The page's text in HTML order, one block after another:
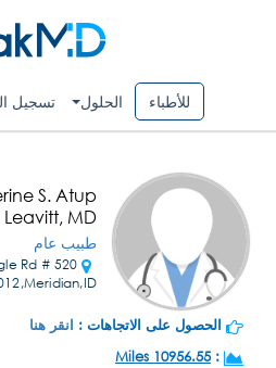
للأطباء الحلول تسجيل
S. Atup
Leavitt, MD
طبيب عام
Rd #
الحصول على الاتجاهات : انقر هنا
:
10956.55 Miles